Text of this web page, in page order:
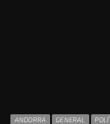
ANDORRA GENERAL